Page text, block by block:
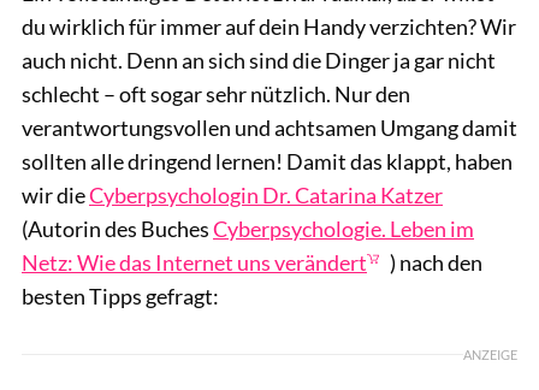
du wirklich für immer auf dein Handy verzichten? Wir
auch nicht. Denn an sich sind die Dinger ja gar nicht
schlecht – oft sogar sehr nützlich. Nur den
verantwortungsvollen und achtsamen Umgang damit
sollten alle dringend lernen! Damit das klappt, haben
wir dieCyberpsychologin Dr. Catarina Katzer
(Autorin des BuchesCyberpsychologie. Leben im
Netz: Wie das Internet uns verändert
) nach den
besten Tipps gefragt:
ANZEIGE